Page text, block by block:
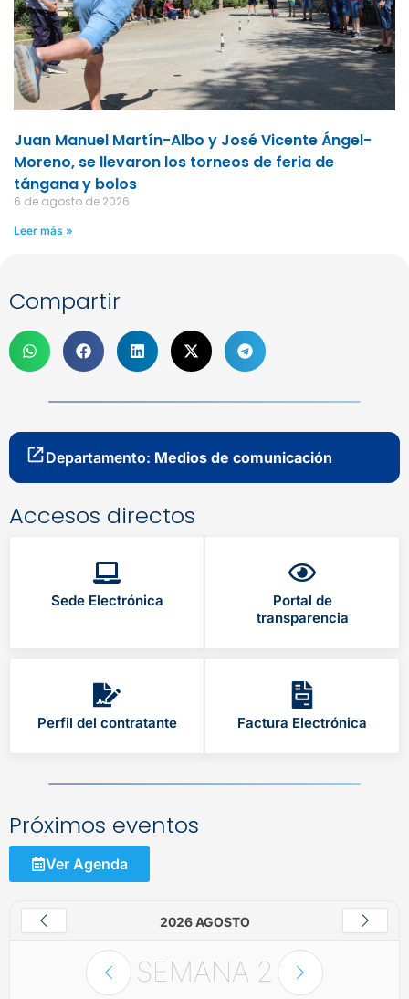
Juan Manuel Martín-Albo y José Vicente Ángel-
Moreno, se llevaron los torneos de feria de
tángana y bolos
6 de agosto de 2026
Leer más »
Compartir
Departamento: Medios de comunicación
Accesos directos
Sede Electrónica
Portal de
transparencia
Perfil del contratante Factura Electrónica
Próximos eventos
Ver Agenda
2026 AGOSTO
SEMANA 2